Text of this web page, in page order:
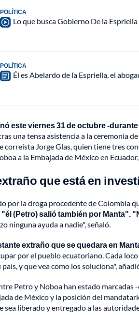
POLÍTICA
Lo que busca Gobierno De la
POLÍTICA
Él es Abelardo de la Espriella, el
este viernes 31 de octubre -
una tensa asistencia a la ceremonia
correísta Jorge Glas, quien tiene tres
a la Embajada de México en
que está en
por la droga procedente de Colombia
(Petro) salió también por Manta".
ninguna ayuda a nadie", señaló.
extraño que se quedara en
por el pueblo ecuatoriano. Cada
país, y que vea como los soluciona",
Petro y Noboa han estado
de México y la posición del
sea liberado y entregado a las